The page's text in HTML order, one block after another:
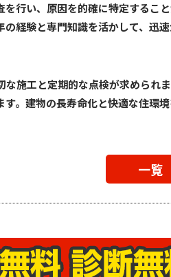
行い、原因を的確に特定するこ
経験と専門知識を活かして、迅
施工と定期的な点検が求められ
。建物の長寿命化と快適な住環
一覧